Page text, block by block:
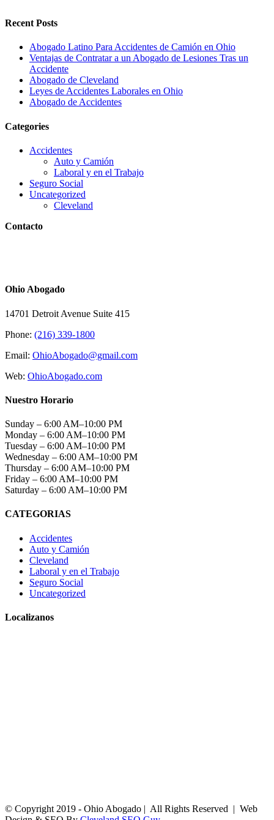
Recent Posts
Abogado Latino Para Accidentes de Camión en Ohio
Ventajas de Contratar a un Abogado de Lesiones Tras un
Accidente
Abogado de Cleveland
Leyes de Accidentes Laborales en Ohio
Abogado de Accidentes
Categories
Accidentes
Auto y Camión
Laboral y en el Trabajo
Seguro Social
Uncategorized
Cleveland
Contacto
Ohio Abogado
14701 Detroit Avenue Suite 415
Phone: (216) 339-1800
Email: OhioAbogado@gmail.com
Web: OhioAbogado.com
Nuestro Horario
Sunday – 6:00 AM–10:00 PM
Monday – 6:00 AM–10:00 PM
Tuesday – 6:00 AM–10:00 PM
Wednesday – 6:00 AM–10:00 PM
Thursday – 6:00 AM–10:00 PM
Friday – 6:00 AM–10:00 PM
Saturday – 6:00 AM–10:00 PM
CATEGORIAS
Accidentes
Auto y Camión
Cleveland
Laboral y en el Trabajo
Seguro Social
Uncategorized
Localizanos
© Copyright 2019 - Ohio Abogado | All Rights Reserved | Web